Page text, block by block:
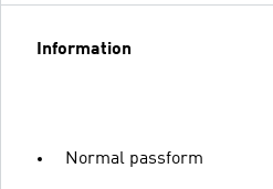
Information
Normal passform